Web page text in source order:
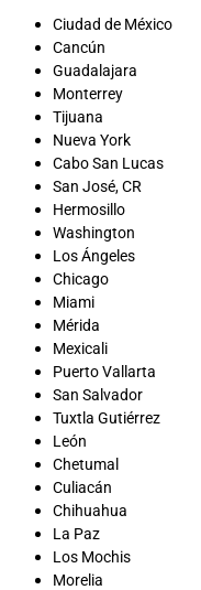
Ciudad de México
Cancún
Guadalajara
Monterrey
Tijuana
Nueva York
Cabo San Lucas
San José, CR
Hermosillo
Washington
Los Ángeles
Chicago
Miami
Mérida
Mexicali
Puerto Vallarta
San Salvador
Tuxtla Gutiérrez
León
Chetumal
Culiacán
Chihuahua
La Paz
Los Mochis
Morelia